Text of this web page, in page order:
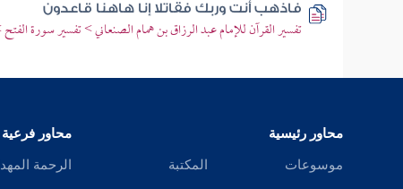
فاذهب أنت وربك فقاتلا إنا هاهنا قاعدون
تفسير القرآن للإمام عبد الرزاق بن همام الصنعاني > تفسير سورة الفتح >
محاور رئيسية
موسوعات المكتبة
محاور فرعية
الرحمة